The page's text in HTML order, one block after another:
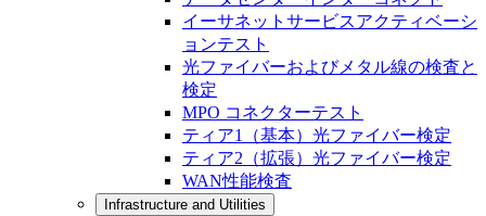
イーサネットサービスアクティベーシ
ョンテスト
光ファイバーおよびメタル線の検査と
検定
MPO コネクターテスト
ティア1（基本）光ファイバー検定
ティア2（拡張）光ファイバー検定
WAN性能検査
Infrastructure and Utilities